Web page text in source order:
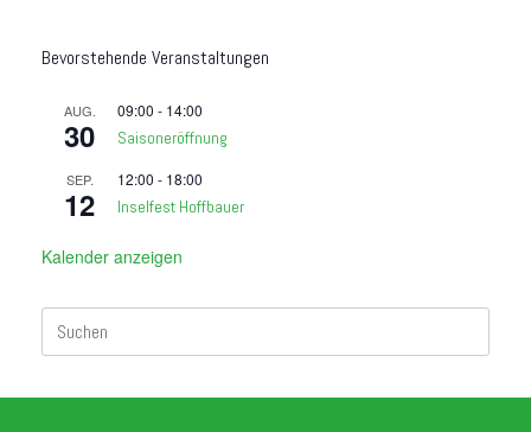
Bevorstehende Veranstaltungen
AUG.
30
09:00 - 14:00
Saisoneröffnung
SEP.
12
12:00 - 18:00
Inselfest Hoffbauer
Kalender anzeigen
Suchen
nach: